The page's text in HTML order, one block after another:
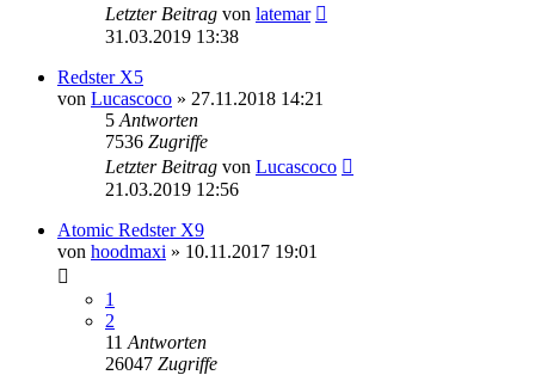
Letzter Beitrag von latemar
31.03.2019 13:38
Redster X5
von Lucascoco » 27.11.2018 14:21
5 Antworten
7536 Zugriffe
Letzter Beitrag von Lucascoco
21.03.2019 12:56
Atomic Redster X9
von hoodmaxi » 10.11.2017 19:01
1
2
11 Antworten
26047 Zugriffe